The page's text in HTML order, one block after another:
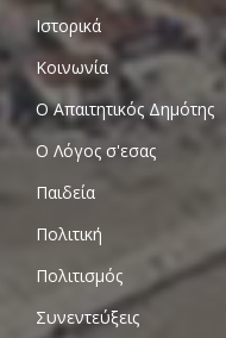
Ιστορικά
Κοινωνία
Ο Απαιτητικός Δημότης
Ο Λόγος σ'εσας
Παιδεία
Πολιτική
Πολιτισμός
Συνεντεύξεις